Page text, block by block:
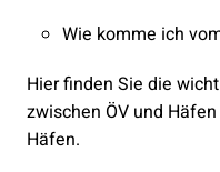
Wie komme ich
Hier finden Sie die
zwischen ÖV und
Häfen.